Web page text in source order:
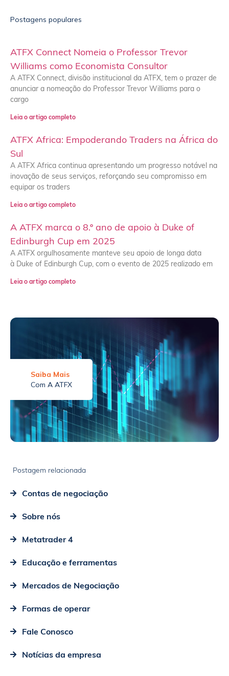
Postagens populares
ATFX Connect Nomeia o Professor Trevor
Williams como Economista Consultor
A ATFX Connect, divisão institucional da ATFX, tem o prazer de
anunciar a nomeação do Professor Trevor Williams para o
cargo
Leia o artigo completo
ATFX Africa: Empoderando Traders na África do
Sul
A ATFX Africa continua apresentando um progresso notável na
inovação de seus serviços, reforçando seu compromisso em
equipar os traders
Leia o artigo completo
A ATFX marca o 8.º ano de apoio à Duke of
Edinburgh Cup em 2025
A ATFX orgulhosamente manteve seu apoio de longa data
à Duke of Edinburgh Cup, com o evento de 2025 realizado em
Leia o artigo completo
Saiba Mais
Com A ATFX
Postagem relacionada
Contas de negociação
Sobre nós
Metatrader 4
Educação e ferramentas
Mercados de Negociação
Formas de operar
Fale Conosco
Notícias da empresa